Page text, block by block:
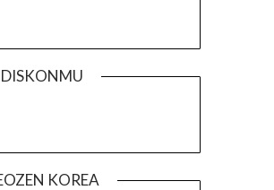
DISKONMU
KOREA